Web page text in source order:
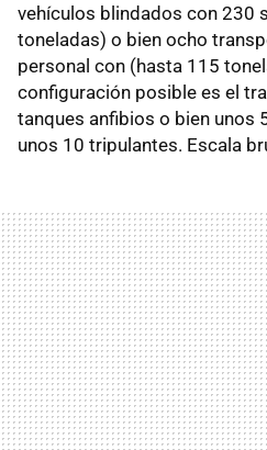
vehículos blindados con 230
toneladas) o bien ocho
personal con (hasta 115
configuración posible es el
tanques anfibios o bien unos
unos 10 tripulantes. Escala